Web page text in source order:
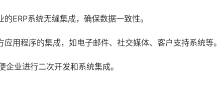
ERP系统无缝集成，确保数据一致性。
应用程序的集成，如电子邮件、社交媒体、客户支持系统等。
企业进行二次开发和系统集成。